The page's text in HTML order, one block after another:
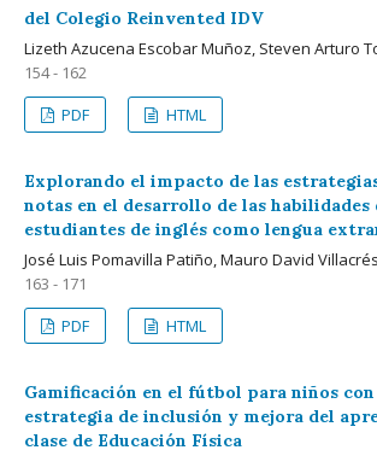
del Colegio Reinvented IDV
Lizeth Azucena Escobar Muñoz, Steven Arturo
154 - 162
PDF
HTML
Explorando el impacto de las
notas en el desarrollo de las habilidades
estudiantes de inglés como lengua
José Luis Pomavilla Patiño, Mauro David
163 - 171
PDF
HTML
Gamificación en el fútbol para niños
estrategia de inclusión y mejora del
clase de Educación Física